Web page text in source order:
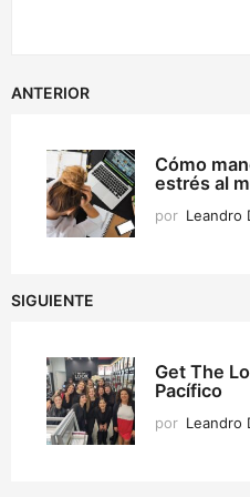
ANTERIOR
Cómo
estrés al
por Leandro
SIGUIENTE
Get The
Pacífico
por Leandro